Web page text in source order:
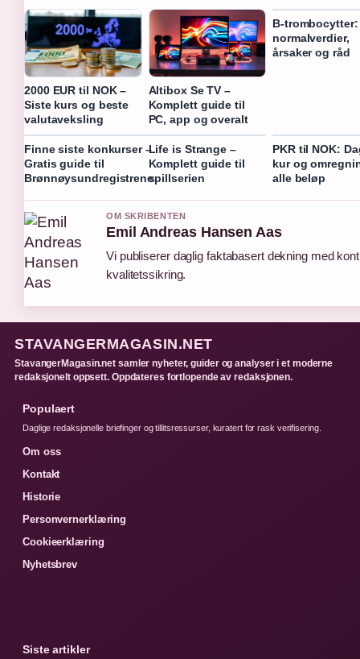
2000 EUR til NOK –
Siste kurs og beste
valutaveksling
Altibox Se TV –
Komplett guide til
PC, app og overalt
B-trombocytter:
normalverdier,
årsaker og råd
Finne siste konkurser –
Gratis guide til
Brønnøysundregistrene
Life is Strange –
Komplett guide til
spillserien
PKR til NOK:
kur og
alle beløp
OM SKRIBENTEN
Emil Andreas Hansen Aas
Vi publiserer daglig faktabasert dekning med
kvalitetssikring.
STAVANGERMAGASIN.NET
StavangerMagasin.net samler nyheter, guider og analyser i et moderne
redaksjonelt oppsett. Oppdateres fortlopende av redaksjonen.
Populaert
Daglige redaksjonelle briefinger og tillitsressurser, kuratert for rask verifisering.
Om oss
Kontakt
Historie
Personvernerklæring
Cookieerklæring
Nyhetsbrev
Siste artikler